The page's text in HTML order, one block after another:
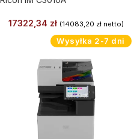
17322,34 zł (14083,20 złnetto)
Wysyłka 2-7 dni